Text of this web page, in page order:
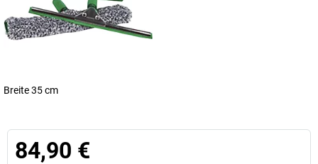
Breite 35 cm
84,90 €